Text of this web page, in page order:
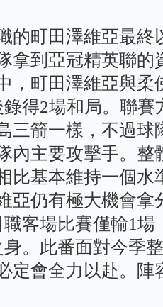
町田澤維亞最終
拿到亞冠精英聯的
，町田澤維亞與柔
得2場和局。聯賽
三箭一樣，不過球
內主要攻擊手。整
比基本維持一個水
亞仍有極大機會拿
客場比賽僅輸1
。此番面對今季
定會全力以赴。陣